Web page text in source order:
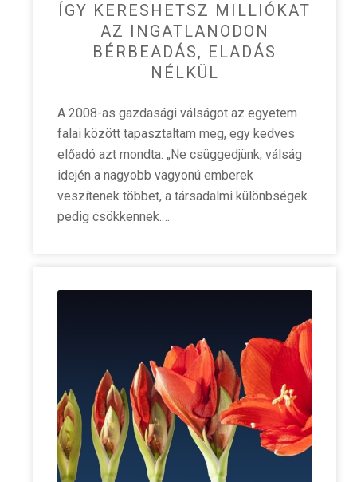
ÍGY KERESHETSZ MILLIÓKAT
AZ INGATLANODON
BÉRBEADÁS, ELADÁS
NÉLKÜL
A 2008-as gazdasági válságot az egyetem
falai között tapasztaltam meg, egy kedves
előadó azt mondta: „Ne csüggedjünk, válság
idején a nagyobb vagyonú emberek
veszítenek többet, a társadalmi különbségek
pedig csökkennek.…